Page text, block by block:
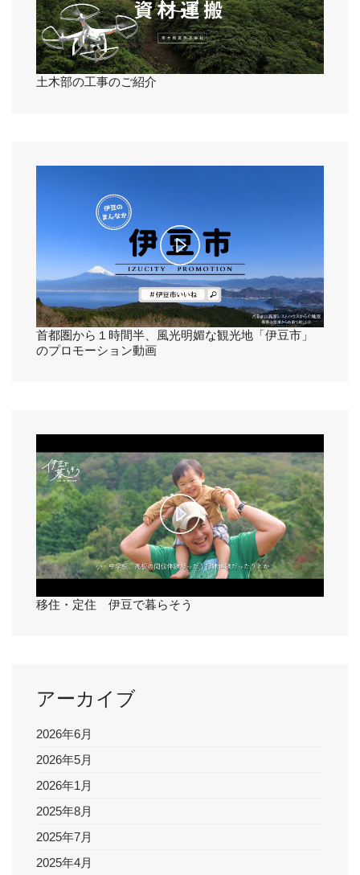
P
l
d
e
o
土木部の工事のご紹介
P
l
a
i
d
e
o
首都圏から１時間半、風光明媚な観光地「伊豆市」
のプロモーション動画
P
l
a
移住・定住 伊豆で暮らそう
アーカイブ
2026年6月
2026年5月
2026年1月
2025年8月
2025年7月
2025年4月